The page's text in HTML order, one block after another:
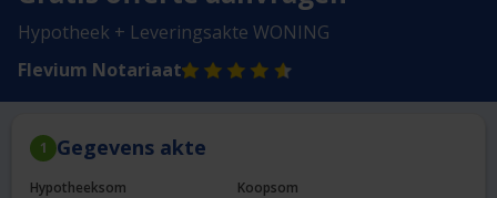
Hypotheek + Leveringsakte WONING
Flevium Notariaat
1 Gegevens akte
Hypotheeksom Koopsom